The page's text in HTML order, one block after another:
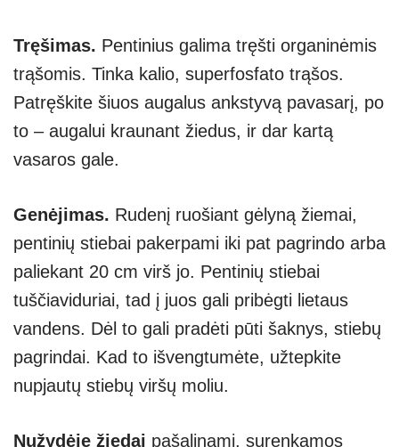
Tręšimas. Pentinius galima tręšti organinėmis
trąšomis. Tinka kalio, superfosfato trąšos.
Patręškite šiuos augalus ankstyvą pavasarį, po
to – augalui kraunant žiedus, ir dar kartą
vasaros gale.
Genėjimas. Rudenį ruošiant gėlyną žiemai,
pentinių stiebai pakerpami iki pat pagrindo arba
paliekant 20 cm virš jo. Pentinių stiebai
tuščiaviduriai, tad į juos gali pribėgti lietaus
vandens. Dėl to gali pradėti pūti šaknys, stiebų
pagrindai. Kad to išvengtumėte, užtepkite
nupjautų stiebų viršų moliu.
Nužydėję žiedai pašalinami, surenkamos